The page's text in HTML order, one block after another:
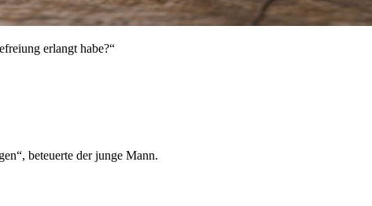
erlangt habe?“
beteuerte der junge Mann.